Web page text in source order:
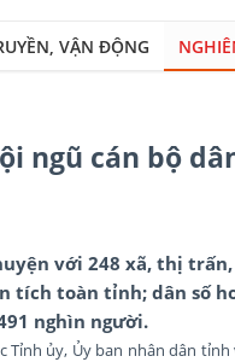
VẬN ĐỘNG
ngũ cán bộ
với 248 xã, thị
tích toàn tỉnh; dân số
nghìn người.
ủy, Ủy ban nhân dân tỉnh